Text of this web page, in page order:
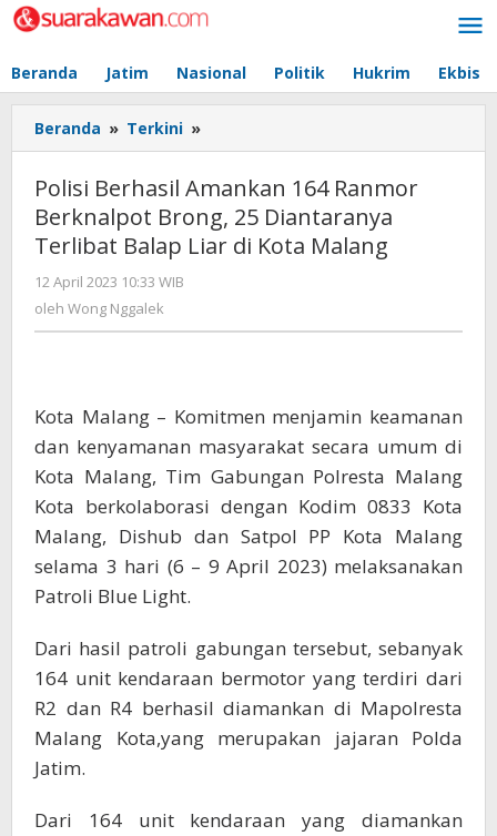
Lewati
ke
Beranda Jatim Nasional Politik Hukrim Ekbis
Beranda » Terkini »
Berhasil
Amankan
164
Ranmor
Berknalpot
Terlibat
di
Kota
Malang
Polisi Berhasil Amankan 164 Ranmor
Berknalpot Brong, 25 Diantaranya
Terlibat Balap Liar di Kota Malang
12 April 2023 10:33 WIB
oleh Wong Nggalek
Kota Malang – Komitmen menjamin keamanan
dan kenyamanan masyarakat secara umum di
Kota Malang, Tim Gabungan Polresta Malang
Kota berkolaborasi dengan Kodim 0833 Kota
Malang, Dishub dan Satpol PP Kota Malang
selama 3 hari (6 – 9 April 2023) melaksanakan
Patroli Blue Light.
Dari hasil patroli gabungan tersebut, sebanyak
164 unit kendaraan bermotor yang terdiri dari
R2 dan R4 berhasil diamankan di Mapolresta
Malang Kota,yang merupakan jajaran Polda
Jatim.
Dari 164 unit kendaraan yang diamankan